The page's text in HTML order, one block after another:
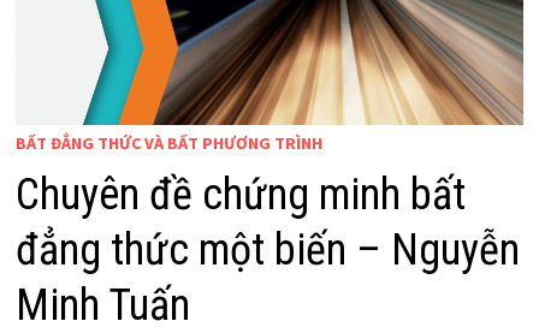
BẤT ĐẲNG THỨC VÀ BẤT PHƯƠNG TRÌNH
Chuyên đề chứng minh bất
đẳng thức một biến – Nguyễn
Minh Tuấn